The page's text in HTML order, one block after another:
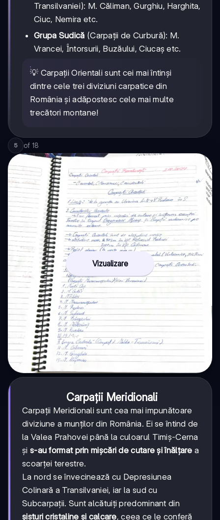
Transilvaniei): M. Căliman, Gurghiu, Harghita,
Ciuc, Nemira etc.
Grupa Sudică (Carpații de Curbură): M.
Vrancei, Întorsurii, Buzăului, Ciucaș etc.
💡 Carpații Orientali sunt cei mai întinși
dintre cele trei diviziuni carpatice din
România și adăpostesc cele mai multe
trecători montane!
5 of 18
Vizualizare
Carpații Meridionali
Carpații Meridionali sunt cea mai impunătoare
diviziune a munților din România. Ei se întind de
la Valea Prahovei până la culoarul Timiș-Cerna
și s-au format prin mișcări de cutare și înălțare a
scoarței terestre.
La nord se învecinează cu Depresiunea
Colinară a Transilvaniei, iar la sud cu
Subcarpații. Sunt alcătuiți predominant din
șisturi cristaline și calcare, ceea ce le conferă